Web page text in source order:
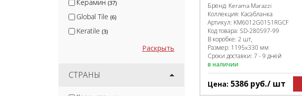
Керамин (37)
Global Tile (6)
Keratile (3)
Lb-Ceramics
Раскрыть
СТРАНЫ
Бренд: Kerama Marazzi
Коллекция: Касабланка
Артикул: KM6012G0151RGCF
Код товара: SD-280597-99
В коробке: 2 шт,
Размер: 1195x330 мм
Сроки доставки: 7 - 9 дней
в наличии
Цена: 5386 руб./ шт